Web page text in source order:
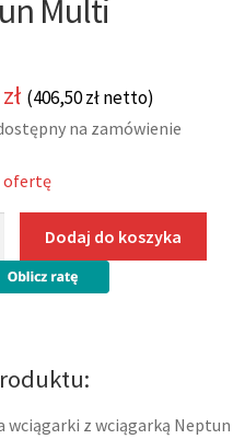
Multi
zł (406,50złnetto)
na zamówienie
ofertę
Dodaj do koszyka
wciągarki z wciągarką Neptun